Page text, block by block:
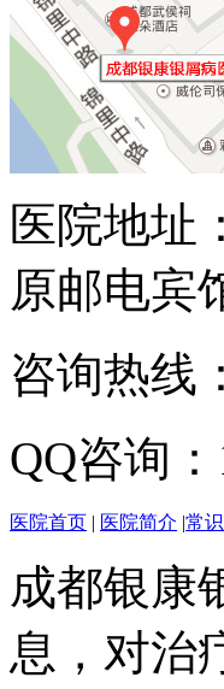
医院地址
原邮电宾
咨询热线
QQ咨询
医院首页 | 医院简介 |常
成都银康
息，对治